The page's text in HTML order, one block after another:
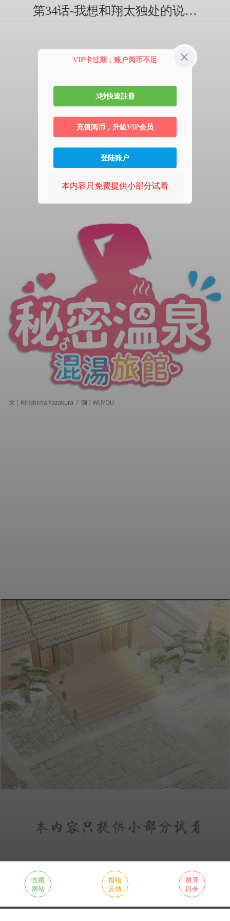
第34话-我想和翔太独处的说…
收藏
网站
报错
反馈
展开
目录
VIP卡过期，账户阅币不足
3秒快速註冊
充值阅币，升級VIP会员
登陆账户
本内容只免费提供小部分试看